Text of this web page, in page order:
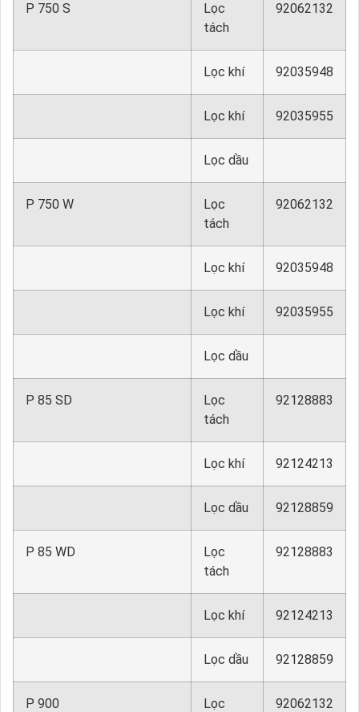
P 750 S
Lọc
tách
92062132
Lọc khí 92035948
Lọc khí 92035955
Lọc dầu
P 750 W
Lọc
tách
92062132
Lọc khí 92035948
Lọc khí 92035955
Lọc dầu
P 85 SD
Lọc
tách
92128883
Lọc khí 92124213
Lọc dầu 92128859
P 85 WD
Lọc
tách
92128883
Lọc khí 92124213
Lọc dầu 92128859
P 900 Lọc 92062132